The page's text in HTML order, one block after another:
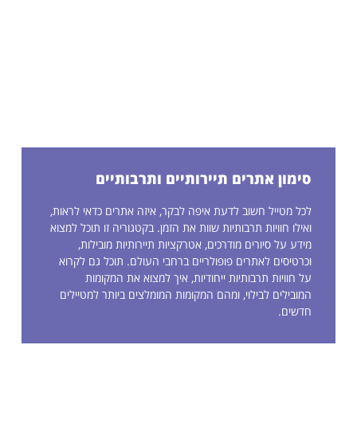
סימון אתרים תיירותיים ותרבותיים
לכל מטייל חשוב לדעת איפה לבקר, איזה אתרים כדאי לראות,
ואילו חוויות תרבותיות שוות את הזמן. בקטגוריה זו תוכל למצוא
מידע על סיורים מודרכים, אטרקציות תיירותיות מובילות,
וכרטיסים לאתרים פופולריים ברחבי העולם. תוכל גם לקרוא
על חוויות תרבותיות ייחודיות, איך למצוא את המקומות
המובילים לבילוי, ומהם המקומות המומלצים ביותר למטיילים
חדשים.